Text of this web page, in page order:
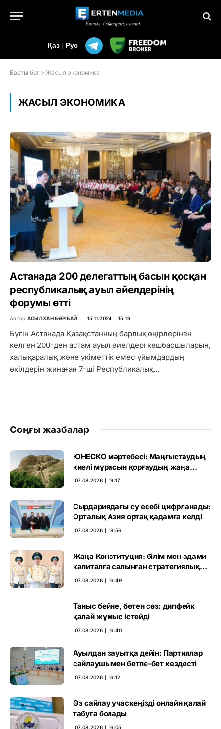
Қаз | Рус
Басты бет » Жасыл экономика
ЖАСЫЛ ЭКОНОМИКА
Астанада 200 делегаттың басын қосқан
республикалық ауыл әйелдерінің
форумы өтті
Автор АСЫЛХАН БӨРІБАЙ 15.11.2024 ∣ 15:19
Бүгін Астанада Қазақстанның барлық өңірлерінен
келген 200-ден астам ауыл әйелдері көшбасшыларын,
халықаралық және үкіметтік емес ұйымдардың
өкілдерін жинаған 7-ші Республикалық…
Соңғы жазбалар
ЮНЕСКО мәртебесі: Маңғыстаудың
киелі мұрасын қорғаудың жаңа
кезеңі басталды
07.08.2026 ∣ 19:17
Сырдариядағы су есебі цифрланады:
Орталық Азия ортақ қадамға келді
07.08.2026 ∣ 18:56
Жаңа Конституция: білім мен адами
капиталға салынған стратегиялық
негіз
07.08.2026 ∣ 16:49
Таныс бейне, бөтен сөз: дипфейк
қалай жұмыс істейді
07.08.2026 ∣ 16:40
Ауылдан зауытқа дейін: Партиялар
сайлаушымен бетпе-бет кездесті
07.08.2026 ∣ 16:12
Өз сайлау учаскеңізді онлайн қалай
табуға болады
07.08.2026 ∣ 16:05